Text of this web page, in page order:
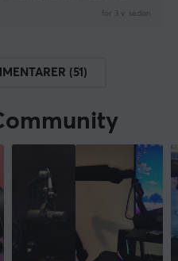
för 3 v. sedan
(51)